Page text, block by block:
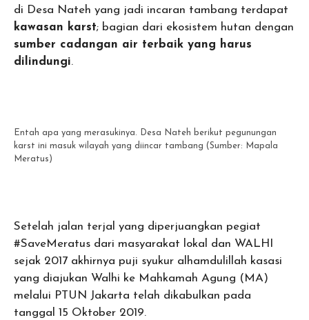
di Desa Nateh yang jadi incaran tambang terdapat
kawasan karst; bagian dari ekosistem hutan dengan
sumber cadangan air terbaik yang harus
dilindungi.
Entah apa yang merasukinya. Desa Nateh berikut pegunungan
karst ini masuk wilayah yang diincar tambang (Sumber: Mapala
Meratus)
Setelah jalan terjal yang diperjuangkan pegiat
#SaveMeratus dari masyarakat lokal dan WALHI
sejak 2017 akhirnya puji syukur alhamdulillah kasasi
yang diajukan Walhi ke Mahkamah Agung (MA)
melalui PTUN Jakarta telah dikabulkan pada
tanggal 15 Oktober 2019.